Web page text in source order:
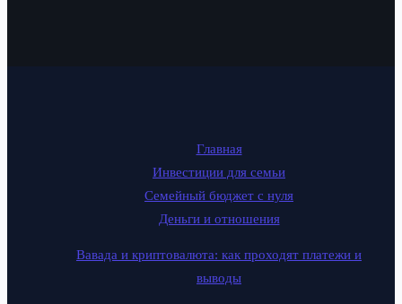
Главная
Инвестиции для семьи
Семейный бюджет с нуля
Деньги и отношения
Вавада и криптовалюта: как проходят платежи и
выводы